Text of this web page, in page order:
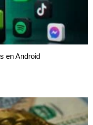
en Android